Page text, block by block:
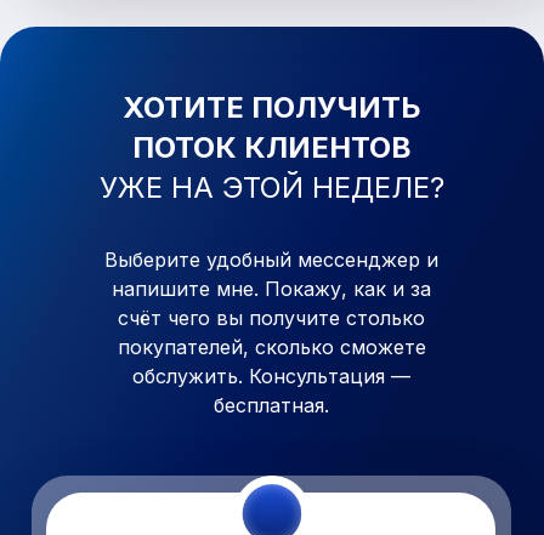
ХОТИТЕ ПОЛУЧИТЬ
ПОТОК КЛИЕНТОВ
УЖЕ НА ЭТОЙ НЕДЕЛЕ?
Выберите удобный мессенджер и
напишите мне. Покажу, как и за
счёт чего вы получите столько
покупателей, сколько сможете
обслужить. Консультация —
бесплатная.